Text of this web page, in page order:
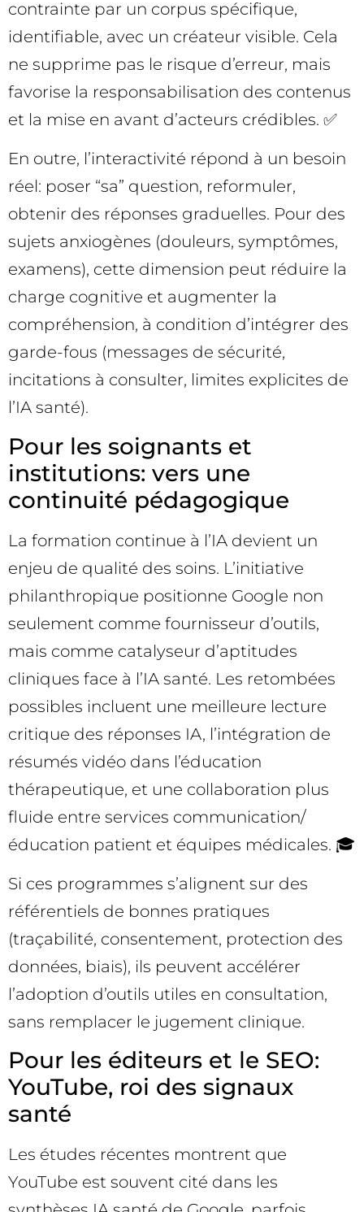
contrainte par un corpus spécifique,
identifiable, avec un créateur visible. Cela
ne supprime pas le risque d’erreur, mais
favorise la responsabilisation des contenus
et la mise en avant d’acteurs crédibles. ✅
En outre, l’interactivité répond à un besoin
réel: poser “sa” question, reformuler,
obtenir des réponses graduelles. Pour des
sujets anxiogènes (douleurs, symptômes,
examens), cette dimension peut réduire la
charge cognitive et augmenter la
compréhension, à condition d’intégrer des
garde-fous (messages de sécurité,
incitations à consulter, limites explicites de
l’IA santé).
Pour les soignants et
institutions: vers une
continuité pédagogique
La formation continue à l’IA devient un
enjeu de qualité des soins. L’initiative
philanthropique positionne Google non
seulement comme fournisseur d’outils,
mais comme catalyseur d’aptitudes
cliniques face à l’IA santé. Les retombées
possibles incluent une meilleure lecture
critique des réponses IA, l’intégration de
résumés vidéo dans l’éducation
thérapeutique, et une collaboration plus
fluide entre services communication/
éducation patient et équipes médicales. 🎓
Si ces programmes s’alignent sur des
référentiels de bonnes pratiques
(traçabilité, consentement, protection des
données, biais), ils peuvent accélérer
l’adoption d’outils utiles en consultation,
sans remplacer le jugement clinique.
Pour les éditeurs et le SEO:
YouTube, roi des signaux
santé
Les études récentes montrent que
YouTube est souvent cité dans les